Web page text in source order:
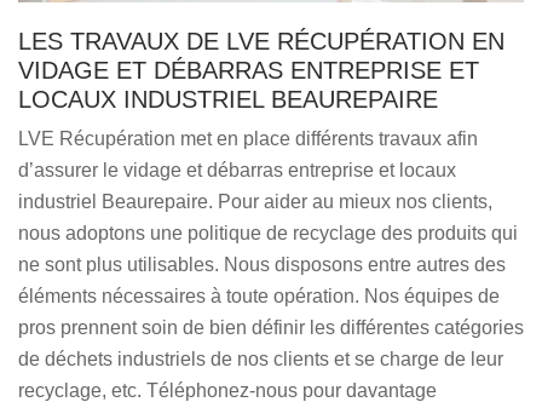
LES TRAVAUX DE LVE RÉCUPÉRATION EN
VIDAGE ET DÉBARRAS ENTREPRISE ET
LOCAUX INDUSTRIEL BEAUREPAIRE
LVE Récupération met en place différents travaux afin
d’assurer le vidage et débarras entreprise et locaux
industriel Beaurepaire. Pour aider au mieux nos clients,
nous adoptons une politique de recyclage des produits qui
ne sont plus utilisables. Nous disposons entre autres des
éléments nécessaires à toute opération. Nos équipes de
pros prennent soin de bien définir les différentes catégories
de déchets industriels de nos clients et se charge de leur
recyclage, etc. Téléphonez-nous pour davantage